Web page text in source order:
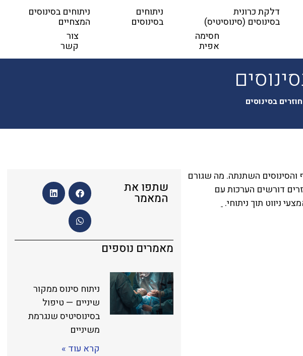
דלקת כרונית
בסינוסים (סינוסיטיס)
ניתוחים
בסינוסים
ניתוחים בסינוסים
המצחיים
חסימה
אפית
צור
קשר
בסינוסים
והסינוסים השתנתה. מה שגורם
דורשים הערכות עם
ניווט תוך ניתוחי.
שתפו את
המאמר
מאמרים נוספים
ניתוח סינוס ממקור
שיניים — טיפול
בסינוסיטיס שנגרמת
משיניים
קרא עוד »